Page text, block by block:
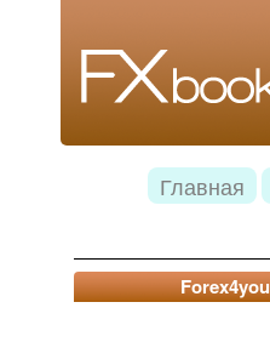
Главная
Forex4you